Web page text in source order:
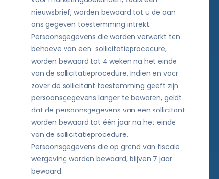
nieuwsbrief, worden bewaard tot u de aan
ons gegeven toestemming intrekt.
Persoonsgegevens die worden verwerkt ten
behoeve van een sollicitatieprocedure,
worden bewaard tot 4 weken na het einde
van de sollicitatieprocedure. Indien en voor
zover de sollicitant toestemming geeft zijn
persoonsgegevens langer te bewaren, geldt
dat de persoonsgegevens van een sollicitant
worden bewaard tot één jaar na het einde
van de sollicitatieprocedure.
Persoonsgegevens die op grond van fiscale
wetgeving worden bewaard, blijven 7 jaar
bewaard.